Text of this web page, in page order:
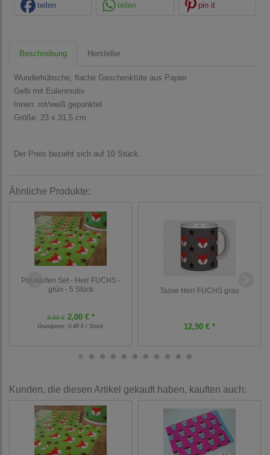
teilen teilen pin it
Beschreibung Hersteller
Wunderhübsche, flache Geschenktüte aus Papier
Gelb mit Eulenmotiv
Innen: rot/weiß gepunktet
Größe: 23 x 31,5 cm
Der Preis bezieht sich auf 10 Stück.
Ähnliche Produkte:
Postkarten Set - Herr FUCHS -
grün - 5 Stück
4,00 €2,00 € *
Grundpreis: 0,40 € / Stück
Tasse Herr FUCHS grau
12,90 € *
Kunden, die diesen Artikel gekauft haben, kauften auch: